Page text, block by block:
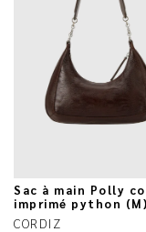
Sac à main Polly
imprimé python (M)
CORDIZ